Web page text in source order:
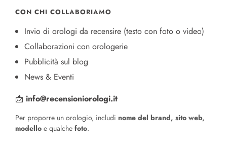
CON CHI COLLABORIAMO
Invio di orologi da recensire (testo con foto o video)
Collaborazioni con orologerie
Pubblicità sul blog
News & Eventi
📩 info@recensioniorologi.it
Per proporre un orologio, includi nome del brand, sito web,
modello e qualche foto.